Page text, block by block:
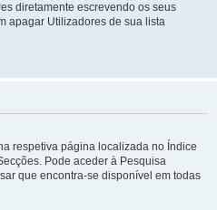
diretamente escrevendo os seus
apagar Utilizadores de sua lista
respetiva página localizada no Índice
Pode aceder à Pesquisa
que encontra-se disponível em todas